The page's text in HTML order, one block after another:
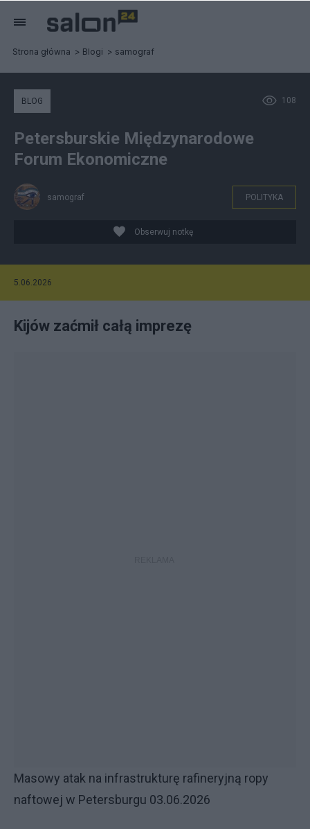
Strona główna Blogi samograf
108
BLOG
Petersburskie Międzynarodowe
Forum Ekonomiczne
samograf POLITYKA
Obserwuj notkę
5.06.2026
Kijów zaćmił całą imprezę
Masowy atak na infrastrukturę rafineryjną ropy
naftowej w Petersburgu 03.06.2026